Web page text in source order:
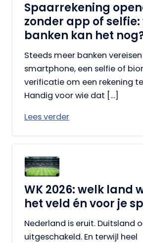
Spaarrekening
zonder app of
banken kan het
Steeds meer banken
smartphone, een selfie of
verificatie om een rekening
Handig voor wie dat […]
Lees verder
WK 2026: welk land
het veld én voor je
Nederland is eruit. Duitsland
uitgeschakeld. En terwijl heel